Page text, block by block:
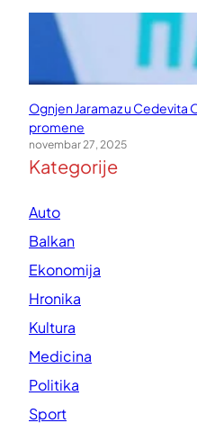
Ognjen Jaramaz u Cedevita
promene
novembar 27, 2025
Kategorije
Auto
Balkan
Ekonomija
Hronika
Kultura
Medicina
Politika
Sport